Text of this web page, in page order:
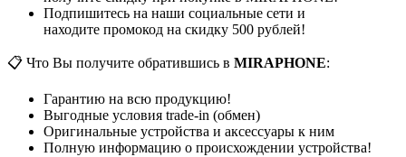
Подпишитесь на наши социальные сети и
находите промокод на скидку 500 рублей!
📋 Что Вы получите обратившись в MIRAPHONE:
Гарантию на всю продукцию!
Выгодные условия trade-in (обмен)
Оригинальные устройства и аксессуары к ним
Полную информацию о происхождении устройства!